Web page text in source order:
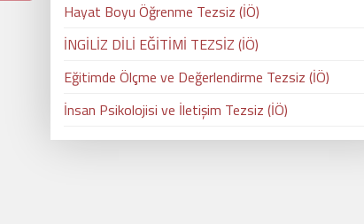
Hayat Boyu Öğrenme Tezsiz (İÖ)
İNGİLİZ DİLİ EĞİTİMİ TEZSİZ (İÖ)
Eğitimde Ölçme ve Değerlendirme Tezsiz (İÖ)
İnsan Psikolojisi ve İletişim Tezsiz (İÖ)